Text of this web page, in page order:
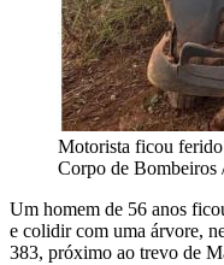
Motorista ficou
Corpo de Bombeiros
Um homem de 56 anos
e colidir com uma árvore,
383, próximo ao trevo de